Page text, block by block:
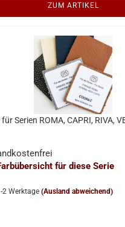
ZUM ARTIKEL
Serien ROMA, CAPRI, RIVA,
für diese Serie
2 Werktage (Ausland abweichend)